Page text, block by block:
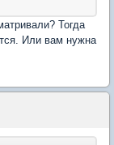
Тогда
Или вам нужна